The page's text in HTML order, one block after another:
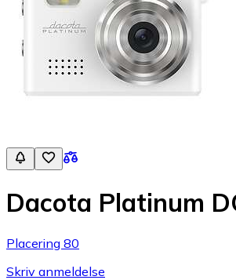
Dacota Platinum
Placering 80
Skriv anmeldelse